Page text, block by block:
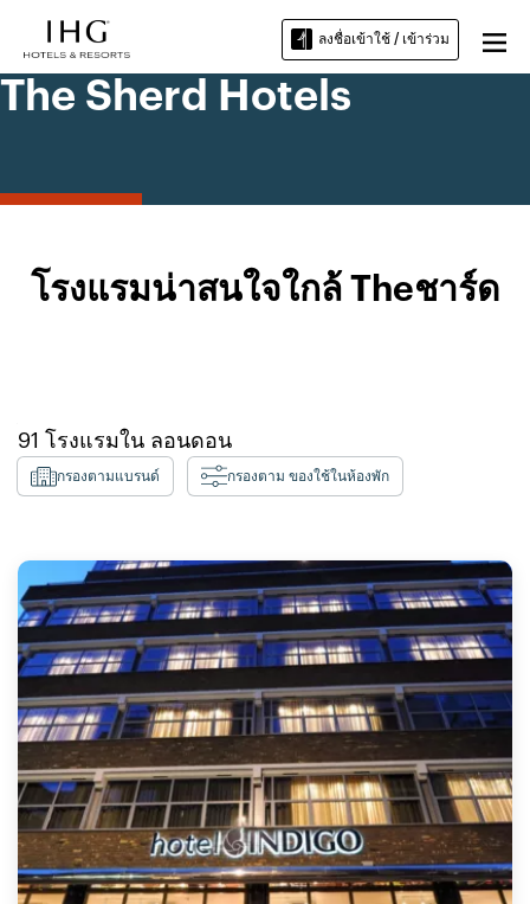
ลงชื่อเข้าใช้ / เข้าร่วม
The Sherd Hotels
โรงแรมน่าสนใจใกล้ Theชาร์ด
91 โรงแรมใน ลอนดอน
กรองตามแบรนด์ กรองตาม ของใช้ในห้องพัก